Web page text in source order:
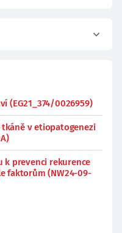
(EG21_374/0026959)
v etiopatogenezi
k prevenci rekurence
faktorům (NW24-09-